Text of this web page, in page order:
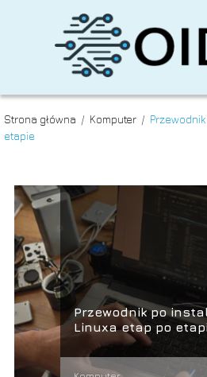
Strona główna / Komputer /
etapie
Przewodnik po
Linuxa etap po